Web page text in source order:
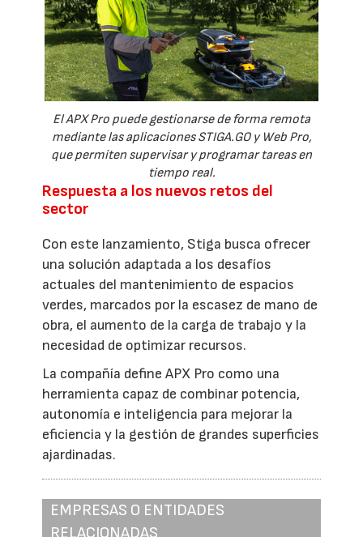
El APX Pro puede gestionarse de forma remota
mediante las aplicaciones STIGA.GO y Web Pro,
que permiten supervisar y programar tareas en
tiempo real.
Respuesta a los nuevos retos del
sector
Con este lanzamiento, Stiga busca ofrecer
una solución adaptada a los desafíos
actuales del mantenimiento de espacios
verdes, marcados por la escasez de mano de
obra, el aumento de la carga de trabajo y la
necesidad de optimizar recursos.
La compañía define APX Pro como una
herramienta capaz de combinar potencia,
autonomía e inteligencia para mejorar la
eficiencia y la gestión de grandes superficies
ajardinadas.
EMPRESAS O ENTIDADES
RELACIONADAS